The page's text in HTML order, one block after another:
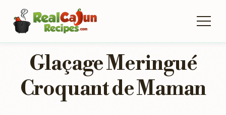
Glaçage Meringué
Croquant de Maman